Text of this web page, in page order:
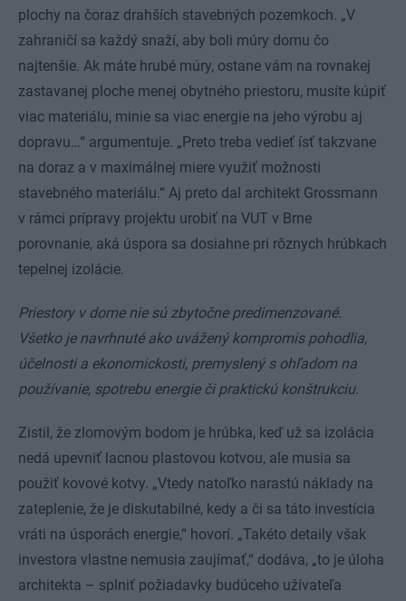
plochy na čoraz drahších stavebných pozemkoch. „V
zahraničí sa každý snaží, aby boli múry domu čo
najtenšie. Ak máte hrubé múry, ostane vám na rovnakej
zastavanej ploche menej obytného priestoru, musíte kúpiť
viac materiálu, minie sa viac energie na jeho výrobu aj
dopravu…“ argumentuje. „Preto treba vedieť ísť takzvane
na doraz a v maximálnej miere využiť možnosti
stavebného materiálu.“ Aj preto dal architekt Grossmann
v rámci prípravy projektu urobiť na VUT v Brne
porovnanie, aká úspora sa dosiahne pri rôznych hrúbkach
tepelnej izolácie.
Priestory v dome nie sú zbytočne predimenzované.
Všetko je navrhnuté ako uvážený kompromis pohodlia,
účelnosti a ekonomickosti, premyslený s ohľadom na
používanie, spotrebu energie či praktickú konštrukciu.
Zistil, že zlomovým bodom je hrúbka, keď už sa izolácia
nedá upevniť lacnou plastovou kotvou, ale musia sa
použiť kovové kotvy. „Vtedy natoľko narastú náklady na
zateplenie, že je diskutabilné, kedy a či sa táto investícia
vráti na úsporách energie,“ hovorí. „Takéto detaily však
investora vlastne nemusia zaujímať,“ dodáva, „to je úloha
architekta – splniť požiadavky budúceho užívateľa